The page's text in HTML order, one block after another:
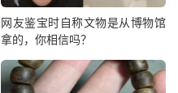
网友鉴宝时自称文物是从博物馆
拿的，你相信吗？